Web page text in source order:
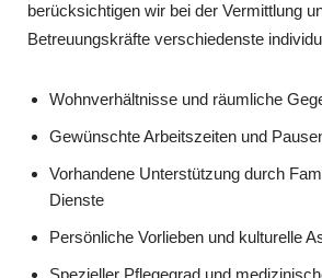
berücksichtigen wir bei der Vermittlung
Betreuungskräfte verschiedenste
Wohnverhältnisse und räumliche
Gewünschte Arbeitszeiten und
Vorhandene Unterstützung durch
Dienste
Persönliche Vorlieben und kulturelle